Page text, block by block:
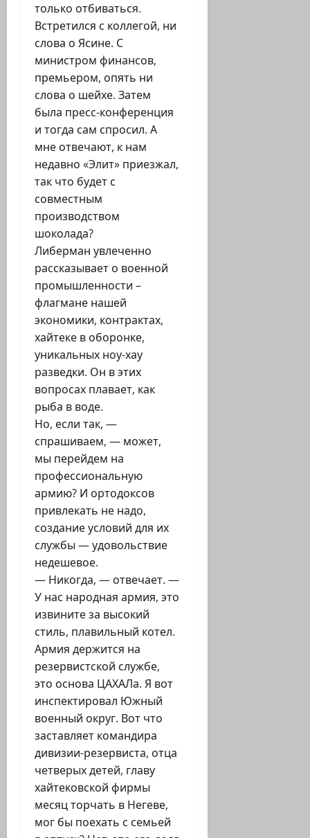
только отбиваться.
Встретился с коллегой, ни
слова о Ясине. С
министром финансов,
премьером, опять ни
слова о шейхе. Затем
была пресс-конференция
и тогда сам спросил. А
мне отвечают, к нам
недавно «Элит» приезжал,
так что будет с
совместным
производством
шоколада?
Либерман увлеченно
рассказывает о военной
промышленности –
флагмане нашей
экономики, контрактах,
хайтеке в оборонке,
уникальных ноу-хау
разведки. Он в этих
вопросах плавает, как
рыба в воде.
Но, если так, —
спрашиваем, — может,
мы перейдем на
профессиональную
армию? И ортодоксов
привлекать не надо,
создание условий для их
службы — удовольствие
недешевое.
— Никогда, — отвечает. —
У нас народная армия, это
извините за высокий
стиль, плавильный котел.
Армия держится на
резервистской службе,
это основа ЦАХАЛа. Я вот
инспектировал Южный
военный округ. Вот что
заставляет командира
дивизии-резервиста, отца
четверых детей, главу
хайтековской фирмы
месяц торчать в Негеве,
мог бы поехать с семьей